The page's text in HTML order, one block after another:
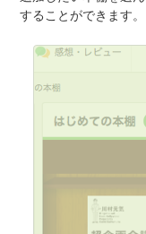
することができます。